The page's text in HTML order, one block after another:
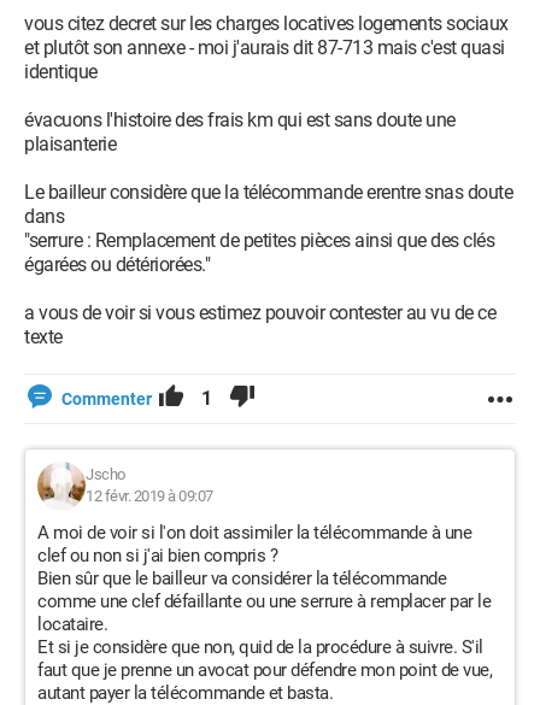
vous citez decret sur les charges locatives logements sociaux
et plutôt son annexe - moi j'aurais dit 87-713 mais c'est quasi
identique
évacuons l'histoire des frais km qui est sans doute une
plaisanterie
Le bailleur considère que la télécommande erentre snas doute
dans
"serrure : Remplacement de petites pièces ainsi que des clés
égarées ou détériorées."
a vous de voir si vous estimez pouvoir contester au vu de ce
texte
Commenter 1
Jscho
12 févr. 2019 à 09:07
A moi de voir si l'on doit assimiler la télécommande à une
clef ou non si j'ai bien compris ?
Bien sûr que le bailleur va considérer la télécommande
comme une clef défaillante ou une serrure à remplacer par le
locataire.
Et si je considère que non, quid de la procédure à suivre. S'il
faut que je prenne un avocat pour défendre mon point de vue,
autant payer la télécommande et basta.